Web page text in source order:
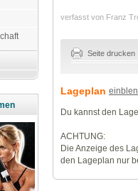
verfasst von Franz
Seite drucken
Lageplan
Du kannst den
ACHTUNG:
Die Anzeige des
den Lageplan nur